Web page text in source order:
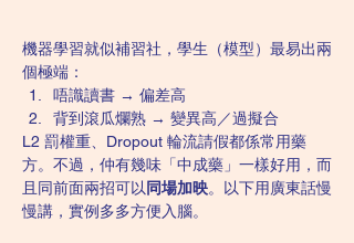
機器學習就似補習社，學生（模型）最易出兩
個極端：
唔識讀書 → 偏差高
背到滾瓜爛熟 → 變異高／過擬合
L2 罰權重、Dropout 輪流請假都係常用藥
方。不過，仲有幾味「中成藥」一樣好用，而
且同前面兩招可以 同場加映。以下用廣東話慢
慢講，實例多多方便入腦。